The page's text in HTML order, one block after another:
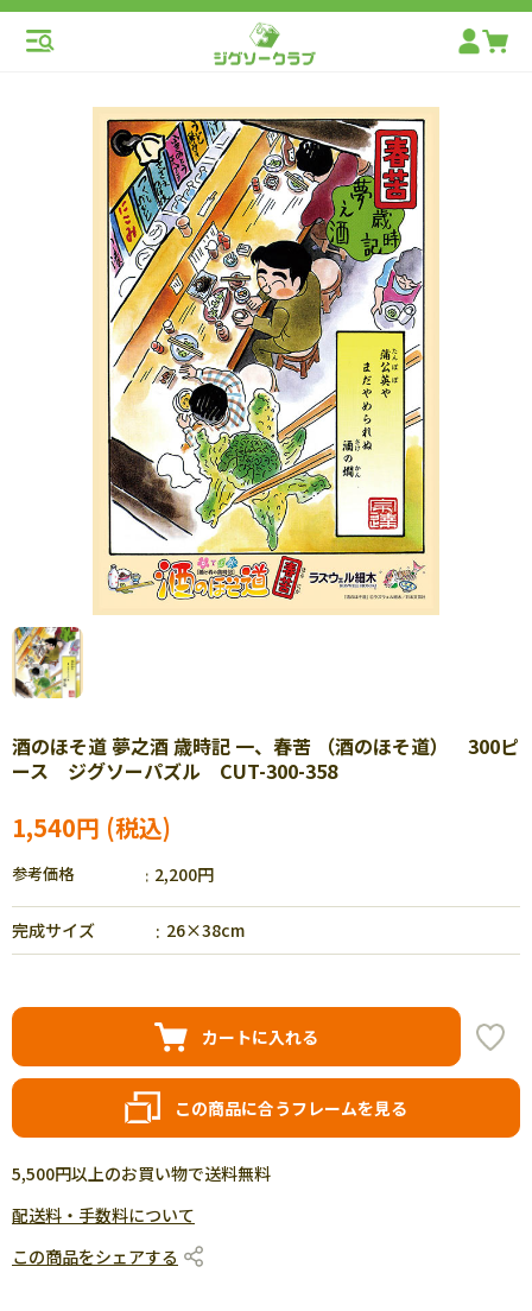
酒のほそ道 夢之酒 歳時記 一、春苦 （酒のほそ道） 300ピ
ース ジグソーパズル CUT-300-358
1,540円
参考価格 2,200円
完成サイズ 26×38cm
カートに入れる
この商品に合うフレームを見る
5,500円以上のお買い物で送料無料
配送料・手数料について
この商品をシェアする